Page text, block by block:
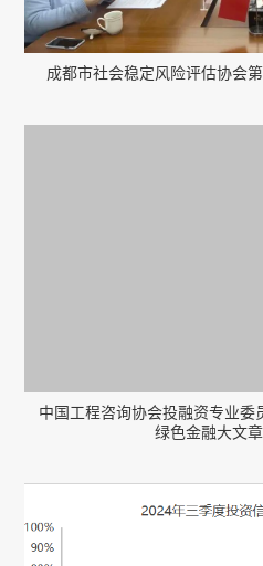
成都市社会稳定风险评估协会
中国工程咨询协会投融资专业
绿色金融大文